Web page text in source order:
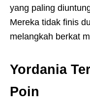
yang paling
Mereka tidak finis
melangkah berkat
Yordania
Poin